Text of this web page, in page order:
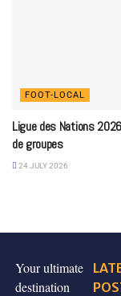
FOOT-LOCAL
Ligue des Nations
de groupes
24 JULY 2026
Your ultimate
destination